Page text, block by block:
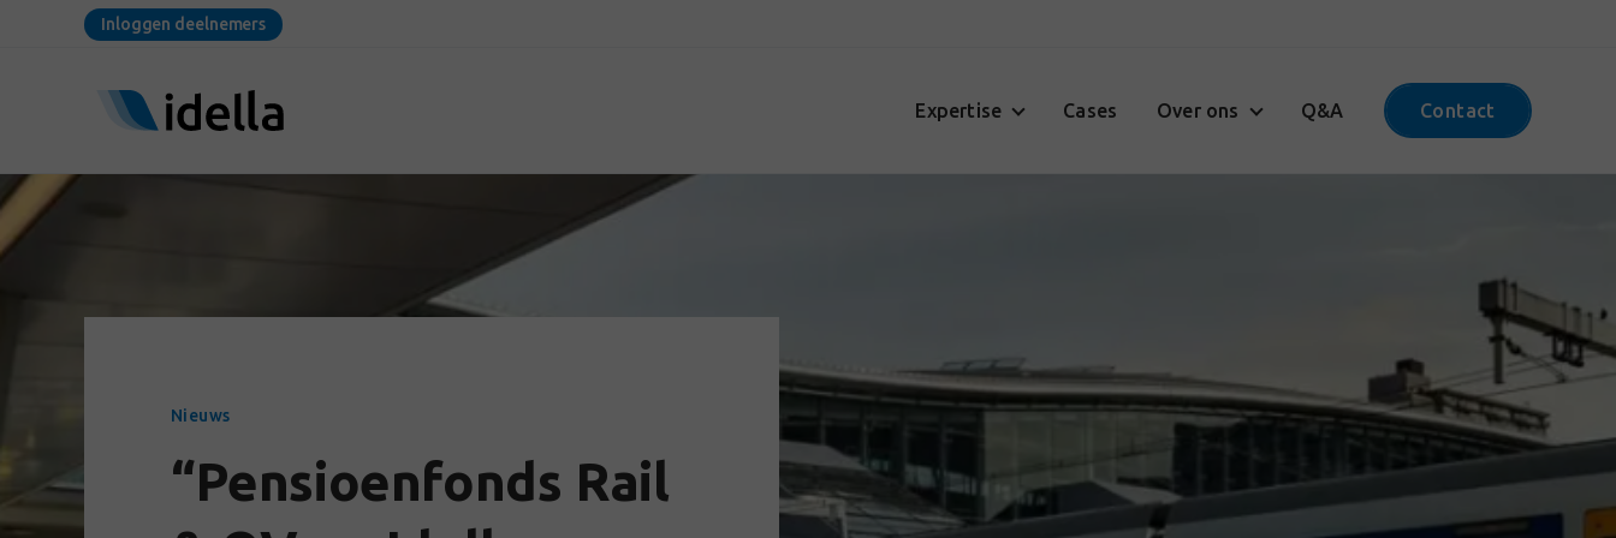
Inloggen deelnemers
Expertise Cases Over ons Q&A Contact
Nieuws
“Pensioenfonds Rail